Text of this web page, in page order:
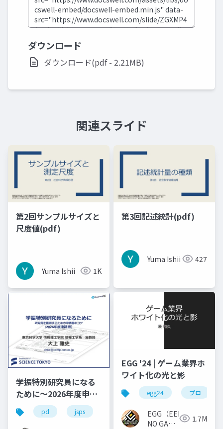
ダウンロード
ダウンロード(pdf - 2.21MB)
関連スライド
第2回サンプルサイズと
尺度値(pdf)
Yuma Ishii 1K
第3回記述統計(pdf)
Yuma Ishii 427
学振特別研究員になる
ために～2026年度申請
版
pd jsps dc1
EGG '24 | ゲーム業界ホ
ワイト化の光と影
egg24 プロ
EGG（EEKANJI
NO GAME
1.7M